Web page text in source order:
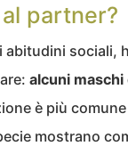
partner?
abitudini sociali,
alcuni
è più
mostrano